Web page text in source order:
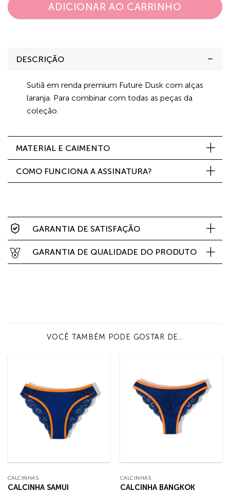
ADICIONAR AO CARRINHO
DESCRIÇÃO
Sutiã em renda premium Future Dusk com alças
laranja. Para combinar com todas as peças da
coleção.
MATERIAL E CAIMENTO
COMO FUNCIONA A ASSINATURA?
GARANTIA DE SATISFAÇÃO
GARANTIA DE QUALIDADE DO PRODUTO
VOCÊ TAMBÉM PODE GOSTAR DE…
CALCINHAS
CALCINHA SAMUI
CALCINHAS
CALCINHA BANGKOK